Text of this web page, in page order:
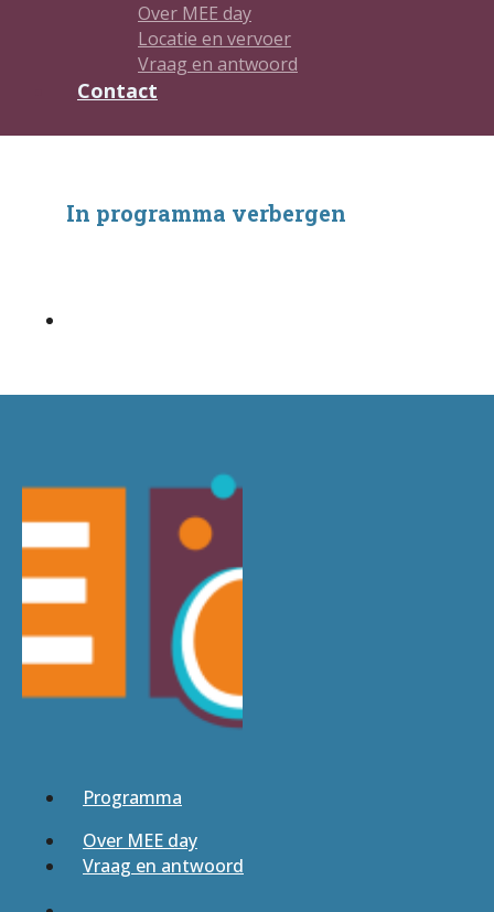
Over MEE day
Locatie en vervoer
Vraag en antwoord
Contact
In programma verbergen
Programma
Over MEE day
Vraag en antwoord